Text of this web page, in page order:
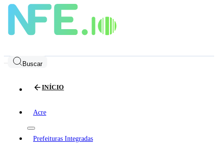
Buscar
INÍCIO
Acre
Prefeituras Integradas